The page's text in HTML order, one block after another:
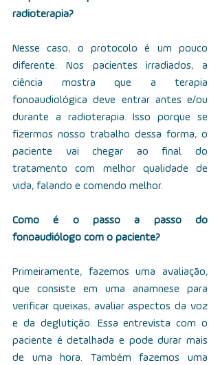
radioterapia?
Nesse caso, o protocolo é um pouco
diferente. Nos pacientes irradiados, a
ciência mostra que a terapia
fonoaudiológica deve entrar antes e/ou
durante a radioterapia. Isso porque se
fizermos nosso trabalho dessa forma, o
paciente vai chegar ao final do
tratamento com melhor qualidade de
vida, falando e comendo melhor.
Como é o passo a passo do
fonoaudiólogo com o paciente?
Primeiramente, fazemos uma avaliação,
que consiste em uma anamnese para
verificar queixas, avaliar aspectos da voz
e da deglutição. Essa entrevista com o
paciente é detalhada e pode durar mais
de uma hora. Também fazemos uma